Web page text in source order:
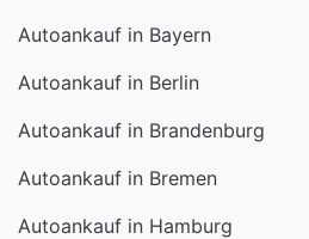
Autoankauf in Bayern
Autoankauf in Berlin
Autoankauf in Brandenburg
Autoankauf in Bremen
Autoankauf in Hamburg